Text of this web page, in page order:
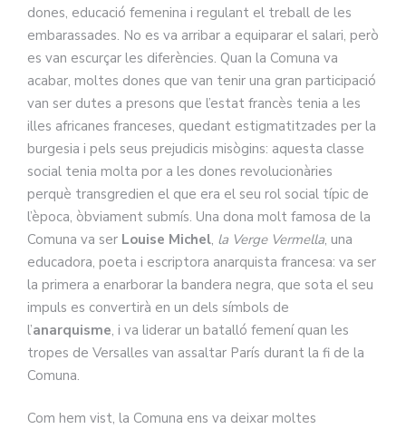
dones, educació femenina i regulant el treball de les
embarassades. No es va arribar a equiparar el salari, però
es van escurçar les diferències. Quan la Comuna va
acabar, moltes dones que van tenir una gran participació
van ser dutes a presons que l’estat francès tenia a les
illes africanes franceses, quedant estigmatitzades per la
burgesia i pels seus prejudicis misògins: aquesta classe
social tenia molta por a les dones revolucionàries
perquè transgredien el que era el seu rol social típic de
l’època, òbviament submís. Una dona molt famosa de la
Comuna va ser Louise Michel, la Verge Vermella, una
educadora, poeta i escriptora anarquista francesa: va ser
la primera a enarborar la bandera negra, que sota el seu
impuls es convertirà en un dels símbols de
l’anarquisme, i va liderar un batalló femení quan les
tropes de Versalles van assaltar París durant la fi de la
Comuna.
Com hem vist, la Comuna ens va deixar moltes